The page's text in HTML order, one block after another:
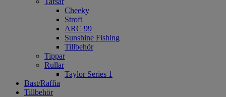
Cheeky
Stroft
ARC 99
Sunshine Fishing
Tillbehör
Tippar
Rullar
Taylor Series 1
Bast/Raffia
Tillbehör